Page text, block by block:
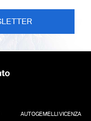
AUTOGEMELLI VICENZA